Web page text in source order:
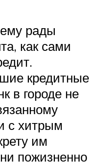
рады
как сами
кредитные
в городе не
с хитрым
им
пожизненно